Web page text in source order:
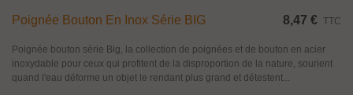
Poignée Bouton En Inox Série BIG 8,47 € TTC
Poignée bouton série Big, la collection de poignées et de bouton en acier
inoxydable pour ceux qui profitent de la disproportion de la nature, sourient
quand l'eau déforme un objet le rendant plus grand et détestent...